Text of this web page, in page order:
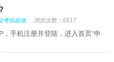
考拉超收 浏览次数：6917
，手机注册并登陆，进入首页“申